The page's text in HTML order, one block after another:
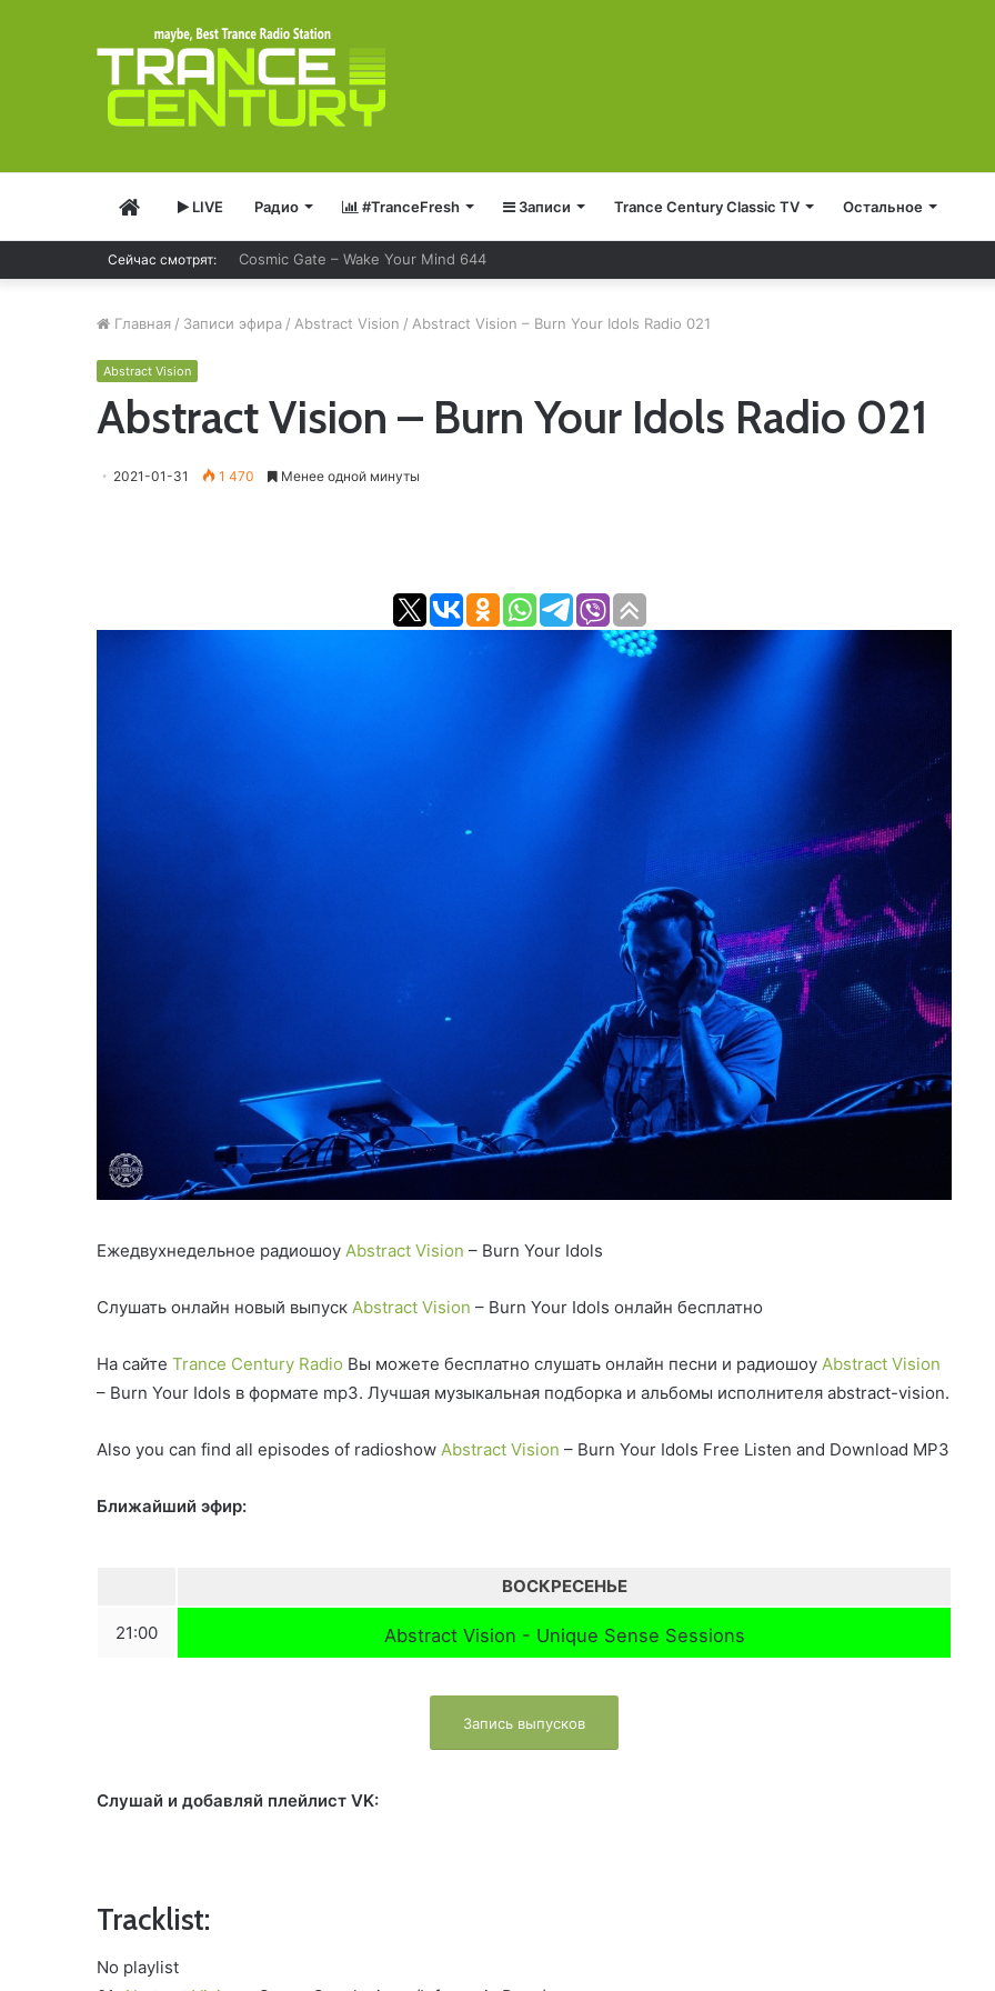
ГлавнаяLIVE Радио #TranceFresh Записи Trance Century Classic TV Остальное
Сейчас смотрят: Bobina – Russia Goes Clubbing 929
Главная / Записи эфира / Abstract Vision / Abstract Vision – Burn Your Idols Radio 021
Abstract Vision
Abstract Vision – Burn Your Idols Radio 021
2021-01-31 1 470 Менее одной минуты
Ежедвухнедельное радиошоу Abstract Vision – Burn Your Idols
Слушать онлайн новый выпуск Abstract Vision – Burn Your Idols онлайн бесплатно
На сайте Trance Century Radio Вы можете бесплатно слушать онлайн песни и радиошоу Abstract Vision
– Burn Your Idols в формате mp3. Лучшая музыкальная подборка и альбомы исполнителя abstract-vision.
Also you can find all episodes of radioshow Abstract Vision – Burn Your Idols Free Listen and Download MP3
Ближайший эфир:
ВОСКРЕСЕНЬЕ
21:00 Abstract Vision - Unique Sense Sessions
Запись выпусков
Слушай и добавляй плейлист VK:
Tracklist:
No playlist